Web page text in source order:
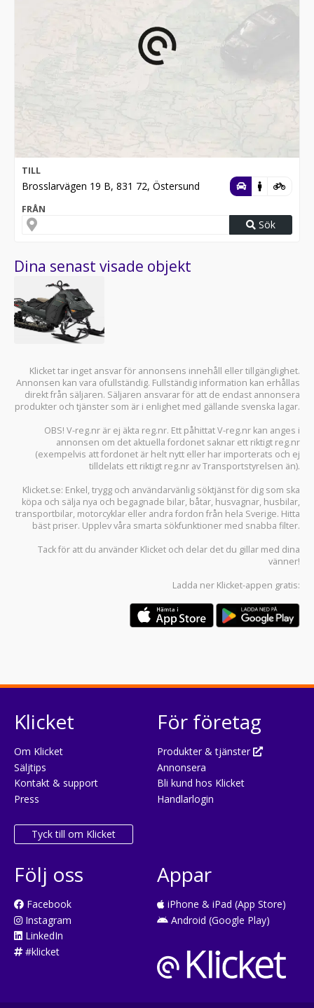
TILL
Brosslarvägen 19 B, 831 72, Östersund
FRÅN
Sök
Dina senast visade objekt
Klicket tar inget ansvar för annonsens innehåll eller tillgänglighet.
Annonsen kan vara ofullständig. Fullständig information kan erhållas
direkt från säljaren. Säljaren ansvarar för att de endast annonsera
produkter och tjänster som är i enlighet med gällande svenska lagar.
OBS! V-reg.nr är ej äkta reg.nr. Ett påhittat V-reg.nr kan anges i
annonsen om det aktuella fordonet saknar ett riktigt reg.nr
(exempelvis att fordonet är helt nytt eller har importerats och ej
tilldelats ett riktigt reg.nr av Transportstyrelsen än).
Klicket.se: Enkel, trygg och användarvänlig söktjänst för dig som ska
köpa och sälja nya och begagnade bilar, båtar, husvagnar, husbilar,
transportbilar, motorcyklar eller andra fordon från hela Sverige. Hitta
bäst priser. Upplev våra smarta sökfunktioner med snabba filter.
Tack för att du använder Klicket och delar det du gillar med dina
vänner!
Ladda ner Klicket-appen gratis:
Klicket
Om Klicket
Säljtips
Kontakt & support
Press
Tyck till om Klicket
För företag
Produkter & tjänster
Annonsera
Bli kund hos Klicket
Handlarlogin
Följ oss
Facebook
Instagram
LinkedIn
#klicket
Appar
iPhone & iPad (App Store)
Android (Google Play)